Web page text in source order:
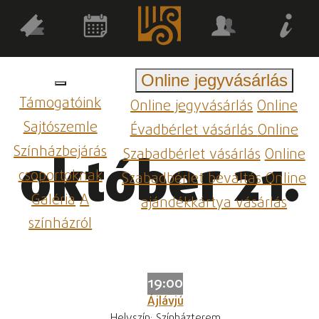
Támogatóink
Sajtószemle
Színházbejárás
csoportoknak
GalériaA
színházról
Online jegyvásárlás
Online jegyvásárlásOnline
Évadbérlet vásárlásOnline
Szabadbérlet vásárlásOnline
Szabadbérlet beváltásOnline
ajándékkártya vásárlás
október 21.
19:00
Ájlávjú